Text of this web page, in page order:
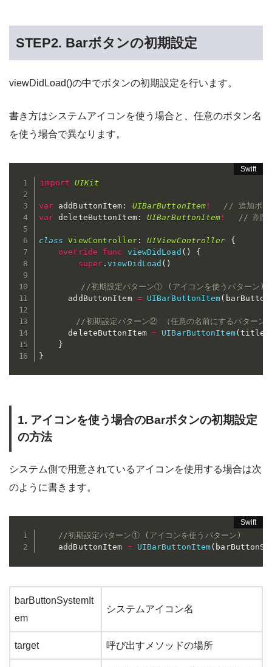
STEP2. Barボタンの初期設定
viewDidLoad()の中でボタンの初期設定を行います。
書き方はシステムアイコンを使う場合と、任意のボタン名
を使う場合で異なります。
import UIKit
var addButtonItem : UIBarButtonItem !
// 追加ボタ
var deleteButtonItem: UIBarButtonItem ! // 削除
class ViewController: UIViewController
{
override
func viewDidLoad ( )
{
super .viewDidLoad ( )
//初期設定パターン① (アイコンを使うパターン)
      addButtonItem
= UIBarButtonItem(
//初期設定パターン② （任意の名前にするパターン
      deleteButtonItem
= UIBarButtonItem(title
}
}
1. アイコンを使う場合のBarボタンの初期設定
の方法
システム側で用意されているアイコンを使用する場合は次
のように書きます。
//初期設定パターン① (アイコンを使うパターン)
    addButtonItem
= UIBarButtonItem(
barButtonSystemIt
em
システムアイコン名
target 呼び出すメソッドの場所